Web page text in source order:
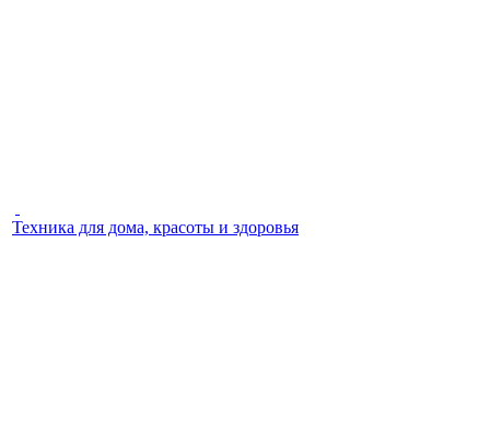
Техника для дома, красоты и здоровья